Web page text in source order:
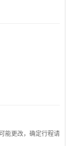
能更改，确定行程请